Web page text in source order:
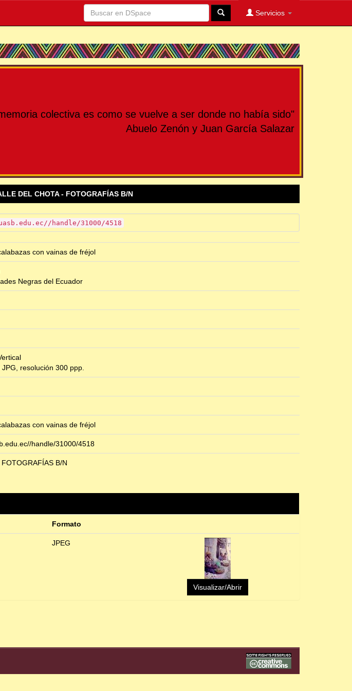
Servicios
colectiva es como se vuelve a ser donde no había sido"
Abuelo Zenón y Juan García Salazar
DEL CHOTA - FOTOGRAFÍAS B/N
handle/31000/4518
con vainas de fréjol
Negras del Ecuador
resolución 300 ppp.
con vainas de fréjol
handle/31000/4518
B/N
Formato
JPEG
Visualizar/Abrir